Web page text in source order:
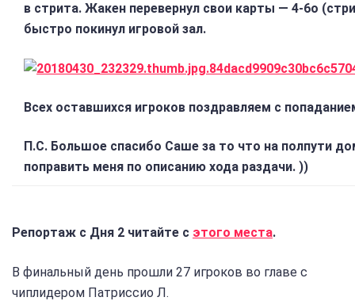
в стрита. Жакен перевернул свои карты — 4-6o
быстро покинул игровой зал.
Всех оставшихся игроков поздравляем с
П.С. Большое спасибо Саше за то что на полпути
поправить меня по описанию хода раздачи. ))
Репортаж с Дня 2 читайте с этого места.
В финальный день прошли 27 игроков во главе с
чиплидером Патриссио Л.